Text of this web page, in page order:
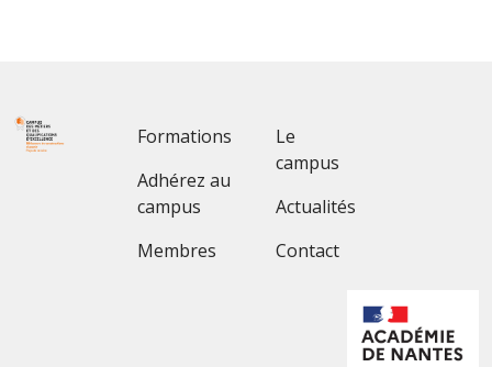
Footer 1
Formations
Adhérez au
campus
Membres
Footer 2
Le
campus
Actualités
Contact